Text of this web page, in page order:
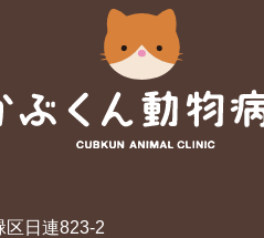
区日連823-2